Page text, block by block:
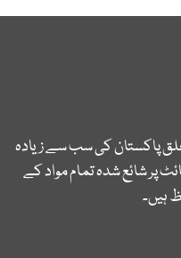
پاکستان کی سب سے زیادہ
شائع شدہ تمام مواد کے
ہیں۔